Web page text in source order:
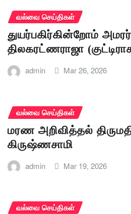
வல்வை செய்திகள்
துயர்பகிர்கின்றோம்
திலகரட்ணராஜா
admin Mar 26, 2026
வல்வை செய்திகள்
மரண அறிவித்தல்
கிருஷ்ணசாமி
admin Mar 19, 2026
வல்வை செய்திகள்